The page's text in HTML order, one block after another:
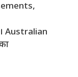
Australian